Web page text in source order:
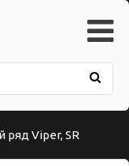
Viper, SR